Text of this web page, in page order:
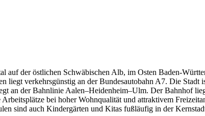
auf der östlichen Schwäbischen Alb, im Osten Baden-
liegt verkehrsgünstig an der Bundesautobahn A7. Die
an der Bahnlinie Aalen–Heidenheim–Ulm. Der Bahnhof
bei hoher Wohnqualität und attraktivem
sind auch Kindergärten und Kitas fußläufig in der